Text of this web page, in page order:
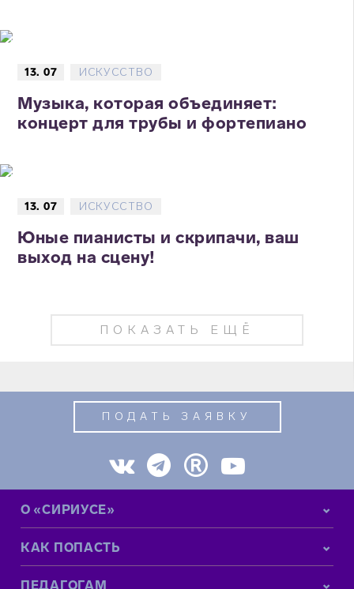
13. 07 ИСКУССТВО
Музыка, которая объединяет:
концерт для трубы и фортепиано
13. 07 ИСКУССТВО
Юные пианисты и скрипачи, ваш
выход на сцену!
ПОКАЗАТЬ ЕЩЁ
ПОДАТЬ ЗАЯВКУ
О «СИРИУСЕ»
КАК ПОПАСТЬ
ПЕДАГОГАМ